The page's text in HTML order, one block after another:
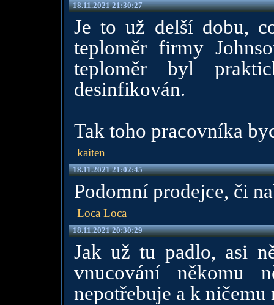
18.11.2021 21:30:27
Je to už delší dobu,
teploměr firmy
teploměr byl
desinfikován.
Tak toho pracovníka
kaiten
18.11.2021 21:02:45
Podomní prodejce, či
Loca Loca
18.11.2021 20:30:29
Jak už tu padlo, asi
vnucování někomu
nepotřebuje a k ničemu